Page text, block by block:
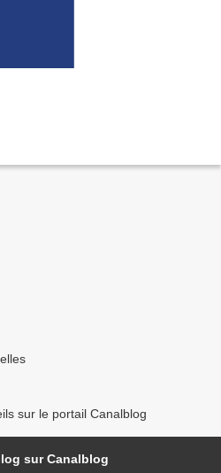
sur le portail Canalblog
sur Canalblog